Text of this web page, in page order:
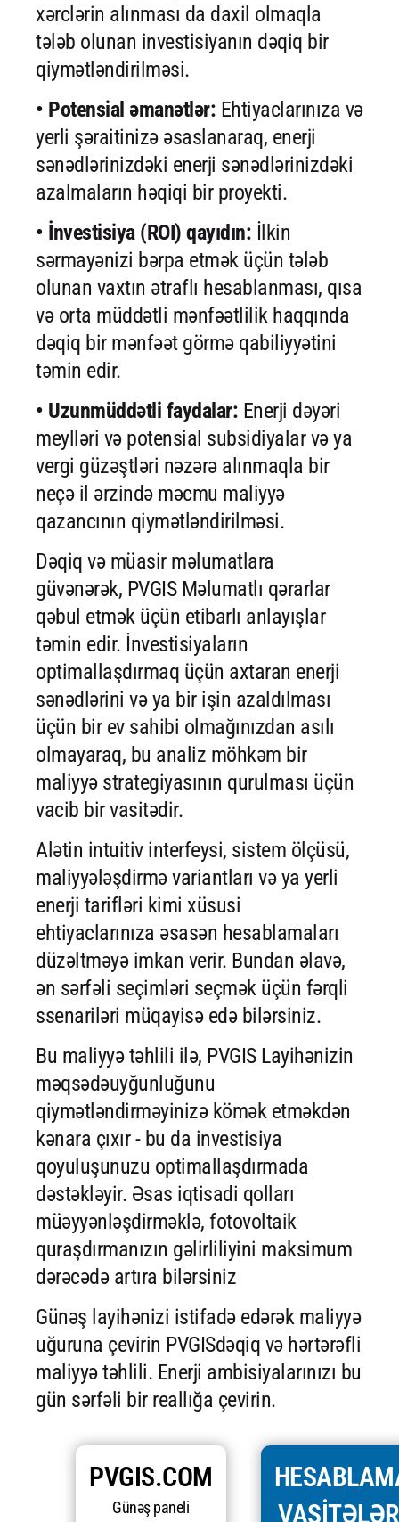
xərclərin alınması da daxil olmaqla
tələb olunan investisiyanın dəqiq bir
qiymətləndirilməsi.
• Potensial əmanətlər: Ehtiyaclarınıza və
yerli şəraitinizə əsaslanaraq, enerji
sənədlərinizdəki enerji sənədlərinizdəki
azalmaların həqiqi bir proyekti.
• İnvestisiya (ROI) qayıdın: İlkin
sərmayənizi bərpa etmək üçün tələb
olunan vaxtın ətraflı hesablanması, qısa
və orta müddətli mənfəətlilik haqqında
dəqiq bir mənfəət görmə qabiliyyətini
təmin edir.
• Uzunmüddətli faydalar: Enerji dəyəri
meylləri və potensial subsidiyalar və ya
vergi güzəştləri nəzərə alınmaqla bir
neçə il ərzində məcmu maliyyə
qazancının qiymətləndirilməsi.
Dəqiq və müasir məlumatlara
güvənərək, PVGIS Məlumatlı qərarlar
qəbul etmək üçün etibarlı anlayışlar
təmin edir. İnvestisiyaların
optimallaşdırmaq üçün axtaran enerji
sənədlərini və ya bir işin azaldılması
üçün bir ev sahibi olmağınızdan asılı
olmayaraq, bu analiz möhkəm bir
maliyyə strategiyasının qurulması üçün
vacib bir vasitədir.
Alətin intuitiv interfeysi, sistem ölçüsü,
maliyyələşdirmə variantları və ya yerli
enerji tarifləri kimi xüsusi
ehtiyaclarınıza əsasən hesablamaları
düzəltməyə imkan verir. Bundan əlavə,
ən sərfəli seçimləri seçmək üçün fərqli
ssenariləri müqayisə edə bilərsiniz.
Bu maliyyə təhlili ilə, PVGIS Layihənizin
məqsədəuyğunluğunu
qiymətləndirməyinizə kömək etməkdən
kənara çıxır - bu da investisiya
qoyuluşunuzu optimallaşdırmada
dəstəkləyir. Əsas iqtisadi qolları
müəyyənləşdirməklə, fotovoltaik
quraşdırmanızın gəlirliliyini maksimum
dərəcədə artıra bilərsiniz
Günəş layihənizi istifadə edərək maliyyə
uğuruna çevirin PVGISdəqiq və hərtərəfli
maliyyə təhlili. Enerji ambisiyalarınızı bu
gün sərfəli bir reallığa çevirin.
PVGIS.COM
Günəş paneli